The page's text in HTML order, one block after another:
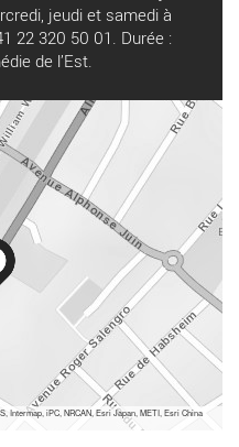
jeudi et samedi à
22 320 50 01. Durée :
de l’Est.
iPC, NRCAN, Esri Japan, METI, Esri China